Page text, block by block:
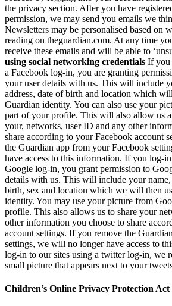
the privacy section. After you have
permission, we may send you emails we
Newsletters may be personalised based on
reading on theguardian.com. At any time
receive these emails and will be able to
using social networking credentials If you
a Facebook log-in, you are granting
your user details with us. This will include
address, date of birth and location which
Guardian identity. You can also use your
part of your profile. This will also allow us
your, networks, user ID and any other
share according to your Facebook account
the Guardian app from your Facebook
have access to this information. If you log-
Google log-in, you grant permission to
details with us. This will include your name,
birth, sex and location which we will then
identity. You may use your picture from
profile. This also allows us to share your
other information you choose to share
account settings. If you remove the
settings, we will no longer have access to
log-in to our sites using a twitter log-in, we
small picture that appears next to your
Children’s Online Privacy Protection